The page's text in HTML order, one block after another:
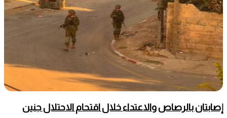
إصابتان بالرصاص والاعتداء خلال اقتحام الاحتلال جنين